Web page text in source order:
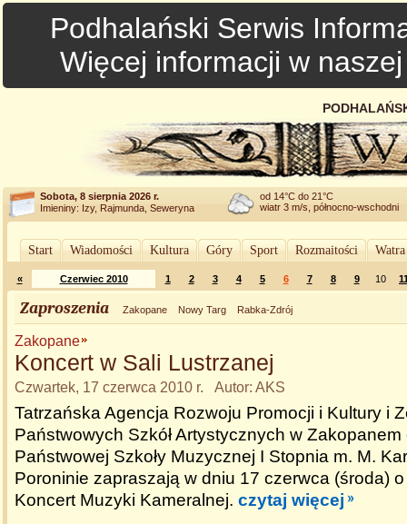
Podhalański Serwis
Więcej informacji w
Sobota, 8 sierpnia 2026 r.
Imieniny: Izy, Rajmunda, Seweryna
od 14°C do 21°C
wiatr 3 m/s, północno-wschodni
Start Wiadomości Kultura Góry Sport Rozmaitości
« Czerwiec 2010 1 2 3 4 5 6 7 8 9 10
Zaproszenia Zakopane Nowy Targ Rabka-Zdrój
Zakopane
Koncert w Sali Lustrzanej
Czwartek, 17 czerwca 2010 r. Autor: AKS
Tatrzańska Agencja Rozwoju Promocji i Kultury i
Państwowych Szkół Artystycznych w Zakopanem
Państwowej Szkoły Muzycznej I Stopnia m. M.
Poroninie zapraszają w dniu 17 czerwca (środa)
Koncert Muzyki Kameralnej. czytaj więcej